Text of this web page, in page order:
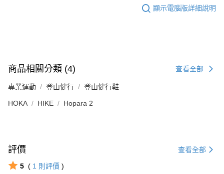
顯示電腦版詳細說明
商品相關分類 (4) 查看全部
專業運動 登山健行 登山健行鞋
HOKA HIKE Hopara 2
評價 查看全部
5 ( 1 則評價 )